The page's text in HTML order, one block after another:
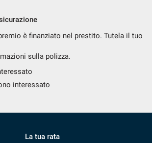
è finanziato nel prestito. Tutela il tuo
sulla polizza.
interessato
La tua rata